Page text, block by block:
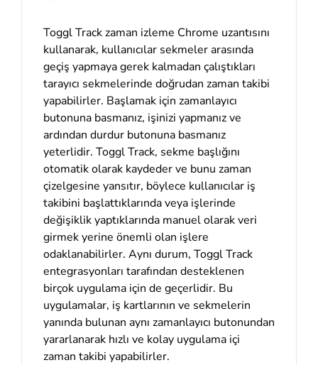
Toggl Track zaman izleme Chrome uzantısını
kullanarak, kullanıcılar sekmeler arasında
geçiş yapmaya gerek kalmadan çalıştıkları
tarayıcı sekmelerinde doğrudan zaman takibi
yapabilirler. Başlamak için zamanlayıcı
butonuna basmanız, işinizi yapmanız ve
ardından durdur butonuna basmanız
yeterlidir. Toggl Track, sekme başlığını
otomatik olarak kaydeder ve bunu zaman
çizelgesine yansıtır, böylece kullanıcılar iş
takibini başlattıklarında veya işlerinde
değişiklik yaptıklarında manuel olarak veri
girmek yerine önemli olan işlere
odaklanabilirler. Aynı durum, Toggl Track
entegrasyonları tarafından desteklenen
birçok uygulama için de geçerlidir. Bu
uygulamalar, iş kartlarının ve sekmelerin
yanında bulunan aynı zamanlayıcı butonundan
yararlanarak hızlı ve kolay uygulama içi
zaman takibi yapabilirler.